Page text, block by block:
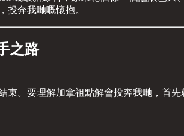
投奔我哋嘅懷抱。
之路
束。要理解加拿祖點解會投奔我哋，首